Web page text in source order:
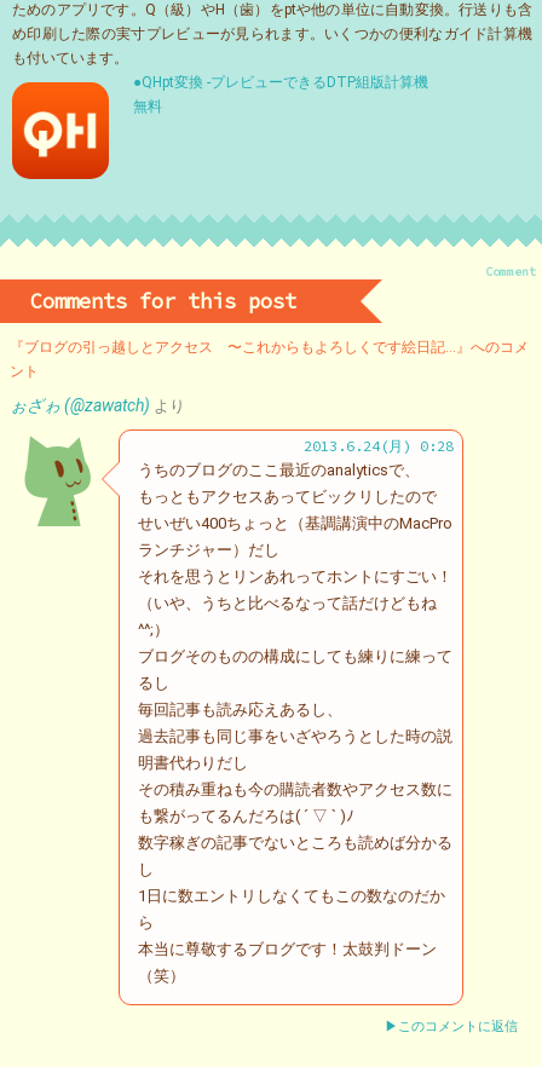
ためのアプリです。Q（級）やH（歯）をptや他の単位に自動変換。行送りも含
め印刷した際の実寸プレビューが見られます。いくつかの便利なガイド計算機
も付いています。
●QHpt変換 -プレビューできるDTP組版計算機
無料
Comment
Comments for this post
『ブログの引っ越しとアクセス 〜これからもよろしくです絵日記…』へのコメ
ント
ぉざゎ (@zawatch) より
2013.6.24(月) 0:28
うちのブログのここ最近のanalyticsで、
もっともアクセスあってビックリしたので
せいぜい400ちょっと（基調講演中のMacPro
ランチジャー）だし
それを思うとリンあれってホントにすごい！
（いや、うちと比べるなって話だけどもね
^^;）
ブログそのものの構成にしても練りに練って
るし
毎回記事も読み応えあるし、
過去記事も同じ事をいざやろうとした時の説
明書代わりだし
その積み重ねも今の購読者数やアクセス数に
も繋がってるんだろは( ´ ▽ ` )ﾉ
数字稼ぎの記事でないところも読めば分かる
し
1日に数エントリしなくてもこの数なのだか
ら
本当に尊敬するブログです！太鼓判ドーン
（笑）
▶このコメントに返信